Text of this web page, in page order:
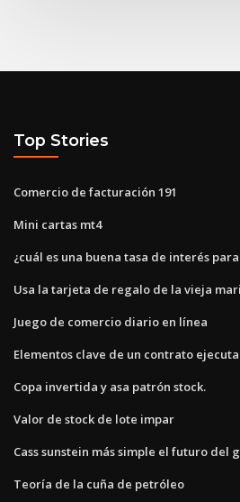
Top Stories
Comercio de facturación 191
Mini cartas mt4
¿cuál es una buena tasa de interés para
Usa la tarjeta de regalo de la vieja
Juego de comercio diario en línea
Elementos clave de un contrato
Copa invertida y asa patrón stock.
Valor de stock de lote impar
Cass sunstein más simple el futuro del
Teoría de la cuña de petróleo